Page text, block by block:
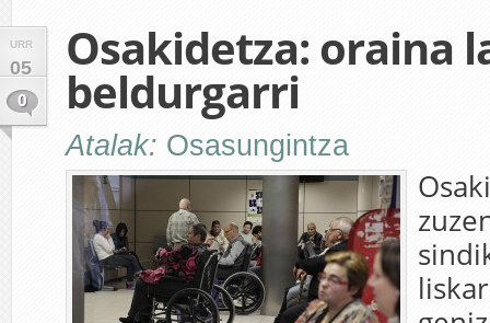
URR
05
0
Osakidetza: oraina
beldurgarri
Atalak: Osasungintza